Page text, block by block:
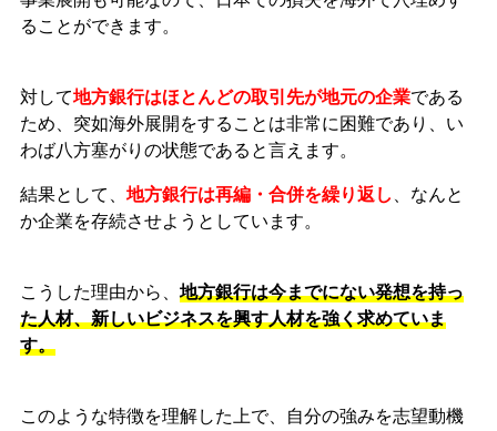
ることができます。
対して地方銀行はほとんどの取引先が地元の企業である
ため、突如海外展開をすることは非常に困難であり、い
わば八方塞がりの状態であると言えます。
結果として、 地方銀行は再編・合併を繰り返し 、なんと
か企業を存続させようとしています。
こうした理由から、 地方銀行は今までにない発想を持っ
た人材、新しいビジネスを興す人材を強く求めていま
す。
このような特徴を理解した上で、自分の強みを志望動機